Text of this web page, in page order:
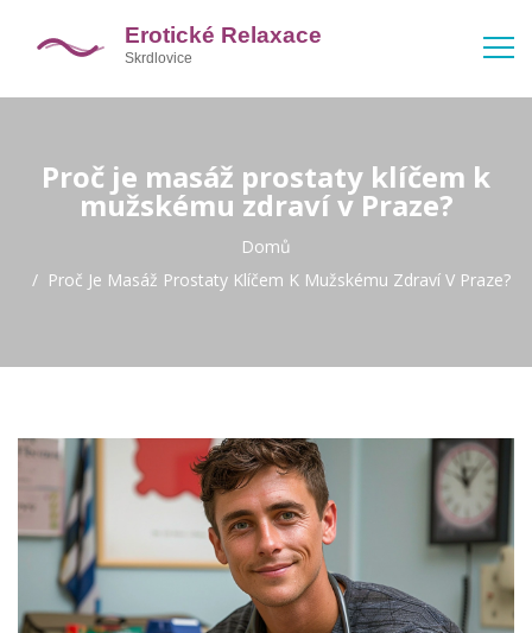
Proč je masáž prostaty klíčem k
mužskému zdraví v Praze?
Domů
Proč Je Masáž Prostaty Klíčem K Mužskému Zdraví V Praze?